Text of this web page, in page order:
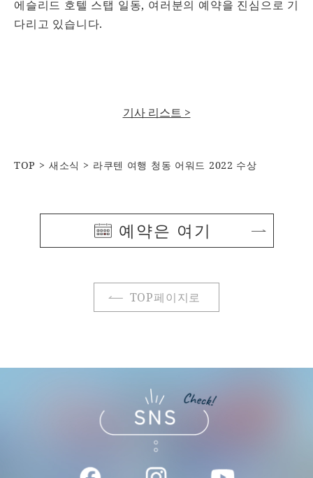
에슬리드 호텔 스탭 일동, 여러분의 예약을 진심으로 기
다리고 있습니다.
기사 리스트 >
TOP 새소식 라쿠텐 여행 청동 어워드 2022 수상
예약은 여기
TOP페이지로